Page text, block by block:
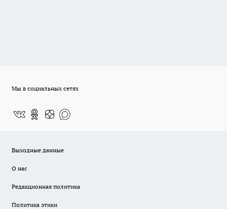
Мы в социальных сетях
Выходные данные
О нас
Редакционная политика
Политика этики